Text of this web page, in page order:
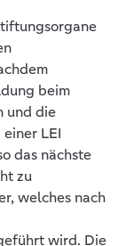
beim
und die
LEI
das nächste
zu
welches nach
wird. Die